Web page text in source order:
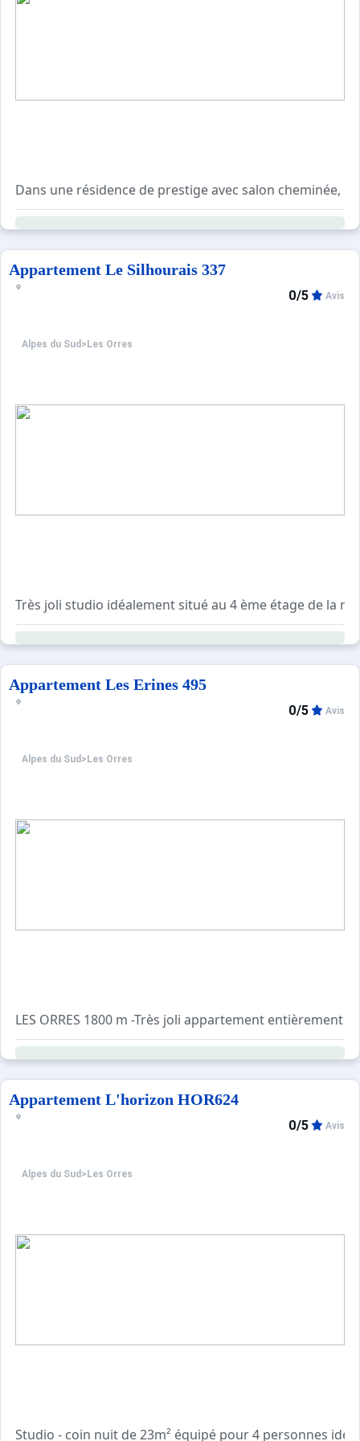
Dans une résidence de prestige avec salon cheminée,
La remise des clés se fera directement auprès de
Appartement Le Silhourais 337
Alpes du Sud > Les Orres
0/5 Avis
Très joli studio idéalement situé au 4 ème étage de la
La remise des clés se fera directement auprès de
Appartement Les Erines 495
Alpes du Sud > Les Orres
0/5 Avis
La remise des clés se fera à l'agence LOGEVAC située
Appartement L'horizon HOR624
Alpes du Sud > Les Orres
0/5 Avis
Studio - coin nuit de 23m² équipé pour 4 personnes